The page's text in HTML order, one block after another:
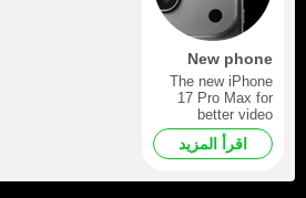
New phone
The new iPhone
17 Pro Max for
better video
quality in
broadcasts
اقرأ المزيد